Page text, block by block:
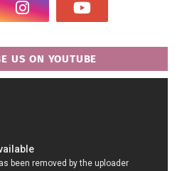
US ON YOUTUBE